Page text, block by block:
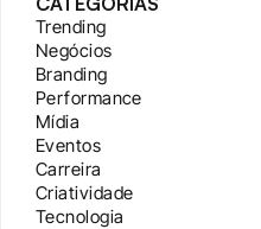
Trending
Negócios
Branding
Performance
Mídia
Eventos
Carreira
Criatividade
Tecnologia